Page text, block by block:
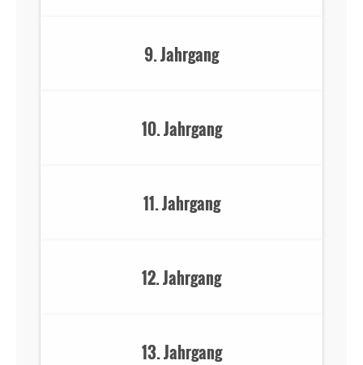
9. Jahrgang
10. Jahrgang
11. Jahrgang
12. Jahrgang
13. Jahrgang